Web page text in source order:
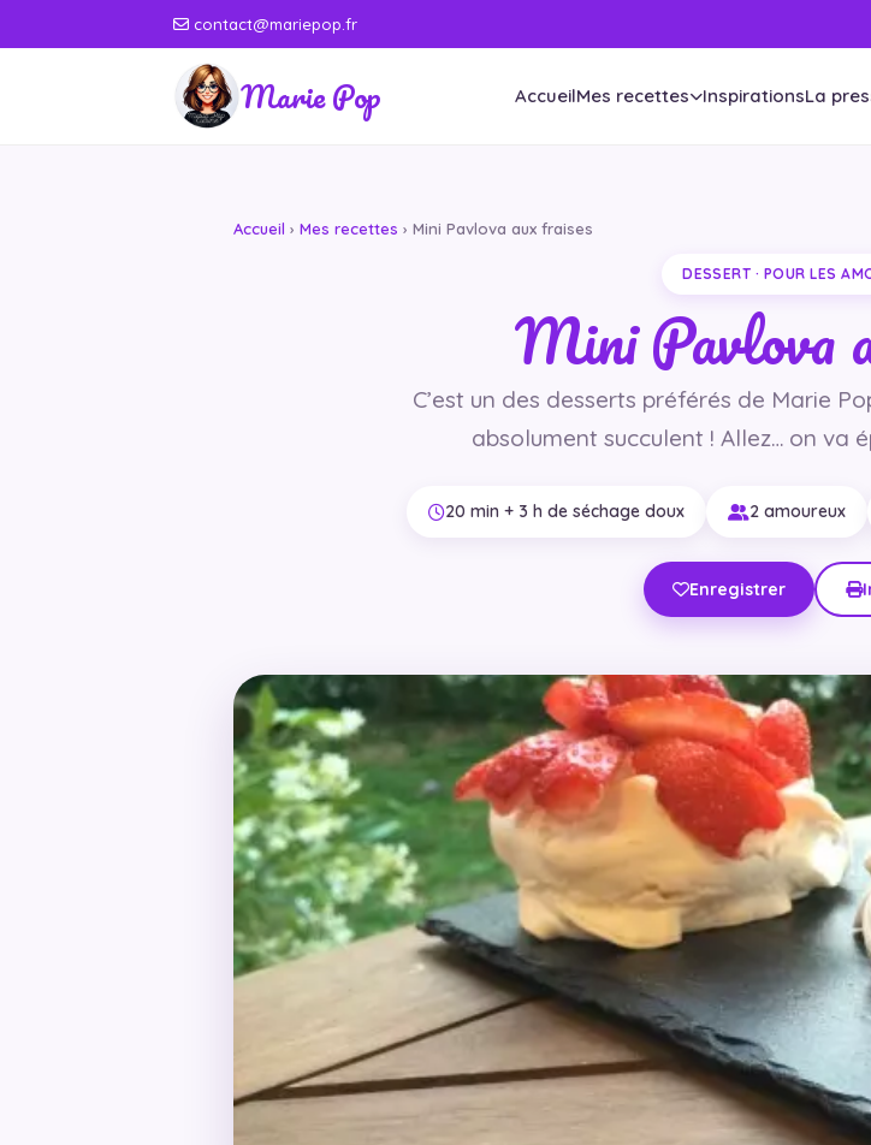
contact@mariepop.fr
Marie Pop AccueilMes recettes InspirationsLa
Accueil › Mes recettes › Mini Pavlova aux fraises
DESSERT · POUR LES
Mini Pavlova
C’est un des desserts préférés de Marie
absolument succulent ! Allez… on va
20 min + 3 h de séchage doux 2 amoureux
Enregistrer